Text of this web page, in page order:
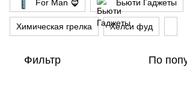
For Man 🧔 Бьюти Гаджеты
Химическая грелка Хелси фуд
Фильтр По